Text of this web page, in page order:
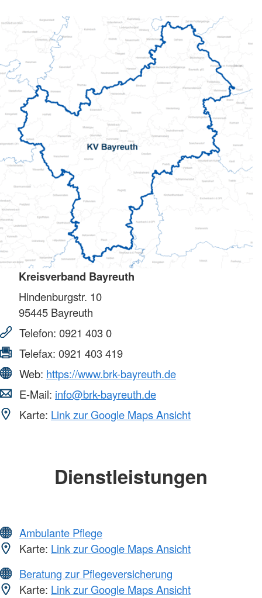
Kreisverband Bayreuth
Hindenburgstr. 10
95445 Bayreuth
Telefon: 0921 403 0
Telefax: 0921 403 419
Web: https://www.brk-bayreuth.de
E-Mail: info@brk-bayreuth.de
Karte: Link zur Google Maps Ansicht
Dienstleistungen
Ambulante Pflege
Karte: Link zur Google Maps Ansicht
Beratung zur Pflegeversicherung
Karte: Link zur Google Maps Ansicht